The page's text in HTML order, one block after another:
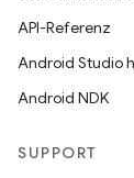
API-Referenz
Android Studio
Android NDK
SUPPORT